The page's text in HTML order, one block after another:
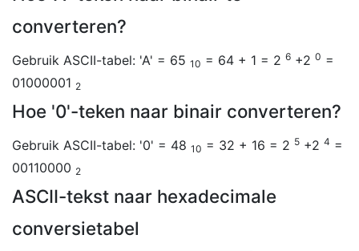
converteren?
Gebruik ASCII-tabel: 'A' = 65 10 = 64 + 1 = 2 6 +2 0 =
01000001 2
Hoe '0'-teken naar binair converteren?
Gebruik ASCII-tabel: '0' = 48 10 = 32 + 16 = 2 5 +2 4 =
00110000 2
ASCII-tekst naar hexadecimale
conversietabel